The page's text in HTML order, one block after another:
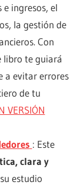
ingresos, el
la gestión de
Con
libro te guiará
a evitar errores
de tu
VERSIÓN
: Este
clara y
su estudio